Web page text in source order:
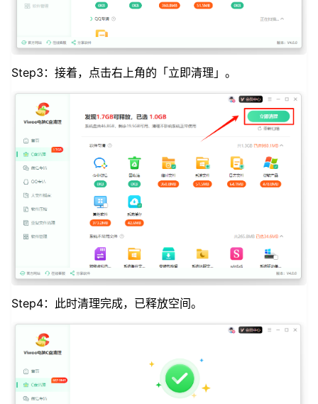
Step3：接着，点击右上角的「立即清理」。
Step4：此时清理完成，已释放空间。